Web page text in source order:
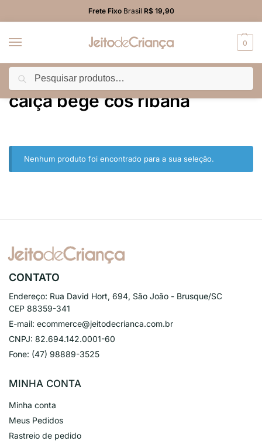
Frete FixoBrasil R$ 19,90
0
Início Produtos marcados com a tag “calça bege cos ribana”
calça bege cos ribana
Nenhum produto foi encontrado para a sua seleção.
CONTATO
Endereço: Rua David Hort, 694, São João - Brusque/SC
CEP 88359-341
E-mail: ecommerce@jeitodecrianca.com.br
CNPJ: 82.694.142.0001-60
Fone: (47) 98889-3525
MINHA CONTA
Minha conta
Meus Pedidos
Rastreio de pedido